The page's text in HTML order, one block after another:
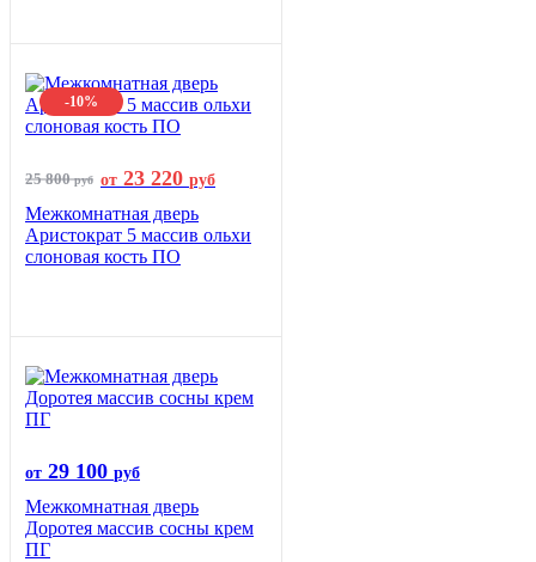
-10%
25 800руб от 23 220 руб
Межкомнатная дверь
Аристократ 5 массив ольхи
слоновая кость ПО
от 29 100 руб
Межкомнатная дверь
Доротея массив сосны крем
ПГ